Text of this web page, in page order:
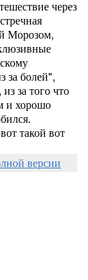
через
Морозом,
за болей",
за того что
и хорошо
такой вот
версии